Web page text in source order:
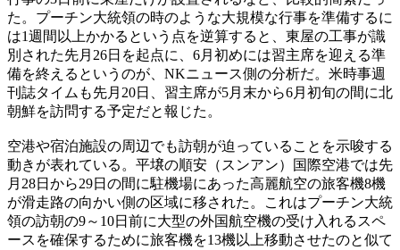
た。プーチン大統領の時のような大規模な行事を準備するに
は1週間以上かかるという点を逆算すると、東屋の工事が識
別された先月26日を起点に、6月初めには習主席を迎える準
備を終えるというのが、NKニュース側の分析だ。米時事週
刊誌タイムも先月20日、習主席が5月末から6月初旬の間に北
朝鮮を訪問する予定だと報じた。
空港や宿泊施設の周辺でも訪朝が迫っていることを示唆する
動きが表れている。平壌の順安（スンアン）国際空港では先
月28日から29日の間に駐機場にあった高麗航空の旅客機8機
が滑走路の向かい側の区域に移された。これはプーチン大統
領の訪朝の9～10日前に大型の外国航空機の受け入れるスペ
ースを確保するために旅客機を13機以上移動させたのと似て